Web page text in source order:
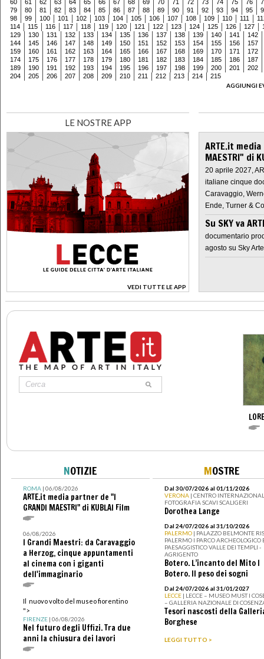
60 61 62 63 64 65 66 67 68 69 70 71 72 73 74 75 76
79
80 81 82 83 84 85 86 87 88 89 90 91 92 93 94 95
98
99 100 101 102 103 104 105 106 107 108 109 110 111
114
115 116 117 118 119 120 121 122 123 124 125 126 127
129
130 131 132 133 134 135 136 137 138 139 140 141
142
144
145 146 147 148 149 150 151 152 153 154 155 156
157
159
160 161 162 163 164 165 166 167 168 169 170 171
172
174
175 176 177 178 179 180 181 182 183 184 185 186
187
189
190 191 192 193 194 195 196 197 198 199 200 201
202
204
205 206 207 208 209 210 211 212 213 214
215
AGGIUNGI
LE NOSTRE APP
VEDI TUTTE LE APP
>
ARTE.it
MAESTRI" di
20 aprile 2027,
italiane cinque
Caravaggio,
Ende, Turner &
Su SKY va
documentario
agosto su Sky Arte
NOTIZIE
ROMA| 06/08/2026
ARTE.it media partner de "I
GRANDI MAESTRI" di KUBLAI Film
06/08/2026
I Grandi Maestri: da Caravaggio
a Herzog, cinque appuntamenti
al cinema con i giganti
dell'immaginario
Il nuovo volto del museo fiorentino
">
FIRENZE| 06/08/2026
Nel futuro degli Uffizi. Tra due
anni la chiusura dei lavori
MOSTRE
Dal 30/07/2026 al 01/11/2026
VERONA | CENTRO
FOTOGRAFIA SCAVI SCALIGERI
Dorothea Lange
Dal 24/07/2026 al 31/10/2026
PALERMO | PALAZZO BELMONTE
PALERMO I PARCO ARCHEOLOGICO
PAESAGGISTICO VALLE DEI TEMPLI -
AGRIGENTO
Botero. L’incanto del Mito I
Botero. Il peso dei sogni
Dal 24/07/2026 al 31/01/2027
LECCE | LECCE – MUSEO MUST I
– GALLERIA NAZIONALE DI
Tesori nascosti della
Borghese
LEGGI TUTTO >